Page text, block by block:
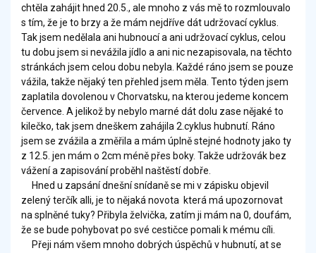
chtěla zahájit hned 20.5., ale mnoho z vás mě to rozmlouvalo
s tím, že je to brzy a že mám nejdříve dát udržovací cyklus.
Tak jsem nedělala ani hubnoucí a ani udržovací cyklus, celou
tu dobu jsem si nevážila jídlo a ani nic nezapisovala, na těchto
stránkách jsem celou dobu nebyla. Každé ráno jsem se pouze
vážila, takže nějaký ten přehled jsem měla. Tento týden jsem
zaplatila dovolenou v Chorvatsku, na kterou jedeme koncem
července. A jelikož by nebylo marné dát dolu zase nějaké to
kilečko, tak jsem dneškem zahájila 2.cyklus hubnutí. Ráno
jsem se zvážila a změřila a mám úplně stejné hodnoty jako ty
z 12.5. jen mám o 2cm méně přes boky. Takže udržovák bez
vážení a zapisování proběhl naštěstí dobře.
Hned u zapsání dnešní snídaně se mi v zápisku objevil
zelený terčík alli, je to nějaká novota která má upozornovat
na splněné tuky? Přibyla želvička, zatím ji mám na 0, doufám,
že se bude pohybovat po své cestičce pomali k mému cíli.
Přeji nám všem mnoho dobrých úspěchů v hubnutí, at se